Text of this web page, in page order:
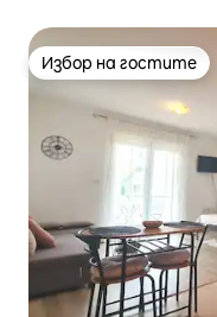
Избор на гостите
Избор на гостите